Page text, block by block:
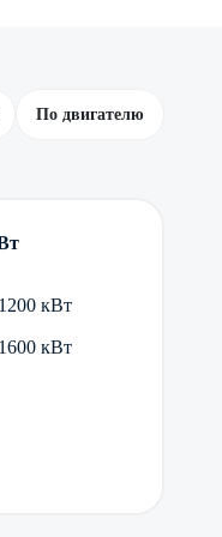
По двигателю
1200 кВт
1600 кВт